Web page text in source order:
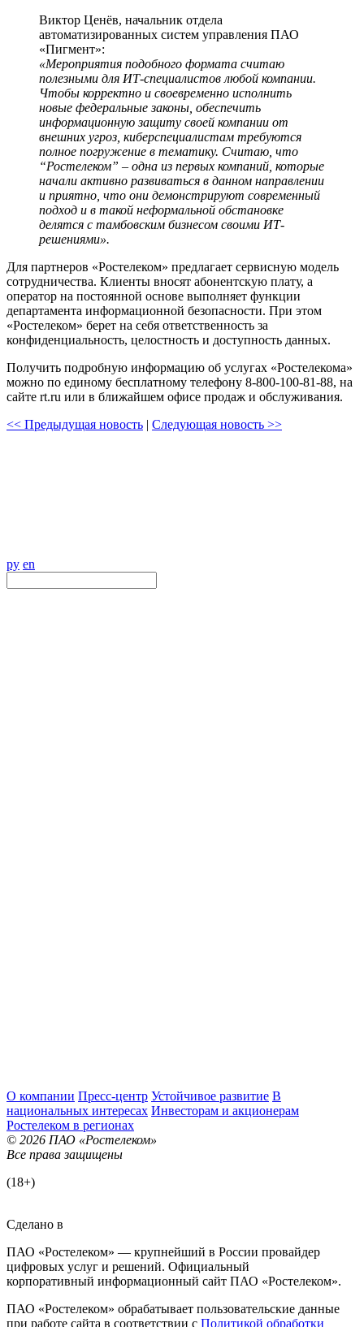
Виктор Ценёв, начальник отдела
автоматизированных систем управления ПАО
«Пигмент»:
«Мероприятия подобного формата считаю
полезными для ИТ-специалистов любой компании.
Чтобы корректно и своевременно исполнить
новые федеральные законы, обеспечить
информационную защиту своей компании от
внешних угроз, киберспециалистам требуются
полное погружение в тематику. Считаю, что
“Ростелеком” – одна из первых компаний, которые
начали активно развиваться в данном направлении
и приятно, что они демонстрируют современный
подход и в такой неформальной обстановке
делятся с тамбовским бизнесом своими ИТ-
решениями».
Для партнеров «Ростелеком» предлагает сервисную модель
сотрудничества. Клиенты вносят абонентскую плату, а
оператор на постоянной основе выполняет функции
департамента информационной безопасности. При этом
«Ростелеком» берет на себя ответственность за
конфиденциальность, целостность и доступность данных.
Получить подробную информацию об услугах «Ростелекома»
можно по единому бесплатному телефону 8-800-100-81-88, на
сайте rt.ru или в ближайшем офисе продаж и обслуживания.
<< Предыдущая новость | Следующая новость >>
ру en
О компании Пресс-центр Устойчивое развитие В
национальных интересах Инвесторам и акционерам
Ростелеком в регионах
© 2026 ПАО «Ростелеком»
Все права защищены
(18+)
Сделано в
ПАО «Ростелеком» — крупнейший в России провайдер
цифровых услуг и решений. Официальный
корпоративный информационный сайт ПАО «Ростелеком».
ПАО «Ростелеком» обрабатывает пользовательские данные
при работе сайта в соответствии с Политикой обработки